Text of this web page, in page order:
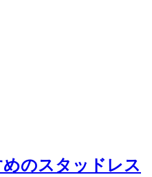
のスタッドレス